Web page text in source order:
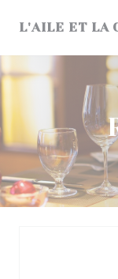
L'AILE ET LA